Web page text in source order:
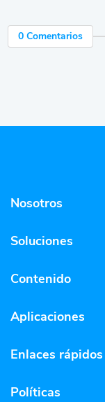
0 Comentarios
Nosotros
Soluciones
Contenido
Aplicaciones
Enlaces rápidos
Políticas